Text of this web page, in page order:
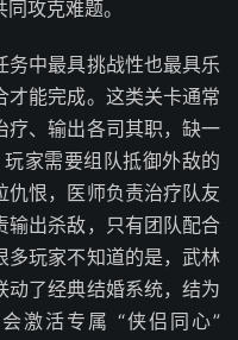
攻克难题。
务中最具挑战性也最具乐
才能完成。这类关卡通常
疗、输出各司其职，缺一
家需要组队抵御外敌的
仇恨，医师负责治疗队友
输出杀敌，只有团队配合
多玩家不知道的是，武林
动了经典结婚系统，结为
激活专属 “侠侣同心”